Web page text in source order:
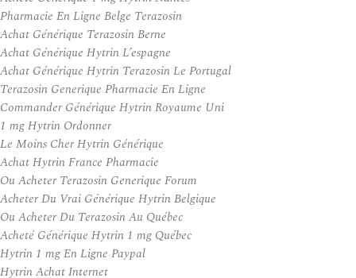
Pharmacie En Ligne Belge Terazosin
Achat Générique Terazosin Berne
Achat Générique Hytrin L’espagne
Achat Générique Hytrin Terazosin Le Portugal
Terazosin Generique Pharmacie En Ligne
Commander Générique Hytrin Royaume Uni
1 mg Hytrin Ordonner
Le Moins Cher Hytrin Générique
Achat Hytrin France Pharmacie
Ou Acheter Terazosin Generique Forum
Acheter Du Vrai Générique Hytrin Belgique
Ou Acheter Du Terazosin Au Québec
Acheté Générique Hytrin 1 mg Québec
Hytrin 1 mg En Ligne Paypal
Hytrin Achat Internet